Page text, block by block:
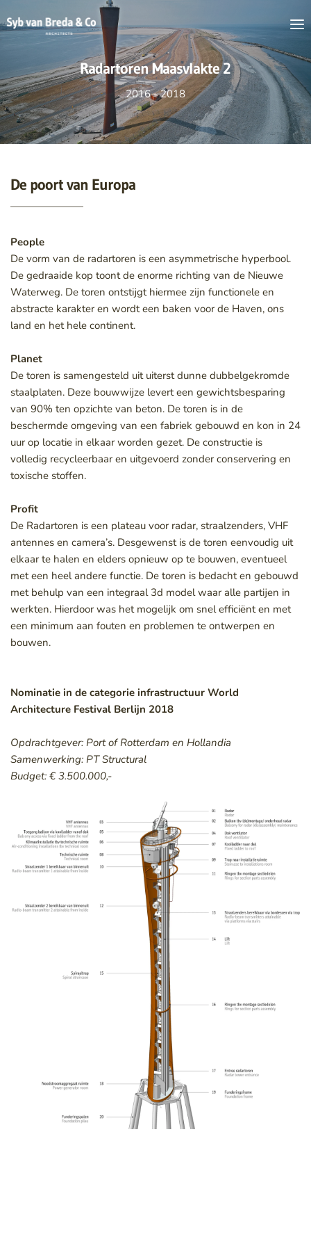
Radartoren Maasvlakte 2
2016 - 2018
De poort van Europa
People
De vorm van de radartoren is een asymmetrische hyperbool.
De gedraaide kop toont de enorme richting van de Nieuwe
Waterweg. De toren ontstijgt hiermee zijn functionele en
abstracte karakter en wordt een baken voor de Haven, ons
land en het hele continent.
Planet
De toren is samengesteld uit uiterst dunne dubbelgekromde
staalplaten. Deze bouwwijze levert een gewichtsbesparing
van 90% ten opzichte van beton. De toren is in de
beschermde omgeving van een fabriek gebouwd en kon in 24
uur op locatie in elkaar worden gezet. De constructie is
volledig recycleerbaar en uitgevoerd zonder conservering en
toxische stoffen.
Profit
De Radartoren is een plateau voor radar, straalzenders, VHF
antennes en camera’s. Desgewenst is de toren eenvoudig uit
elkaar te halen en elders opnieuw op te bouwen, eventueel
met een heel andere functie. De toren is bedacht en gebouwd
met behulp van een integraal 3d model waar alle partijen in
werkten. Hierdoor was het mogelijk om snel efficiënt en met
een minimum aan fouten en problemen te ontwerpen en
bouwen.
Nominatie in de categorie infrastructuur World
Architecture Festival Berlijn 2018
Opdrachtgever: Port of Rotterdam en Hollandia
Samenwerking: PT Structural
Budget: € 3.500.000,-